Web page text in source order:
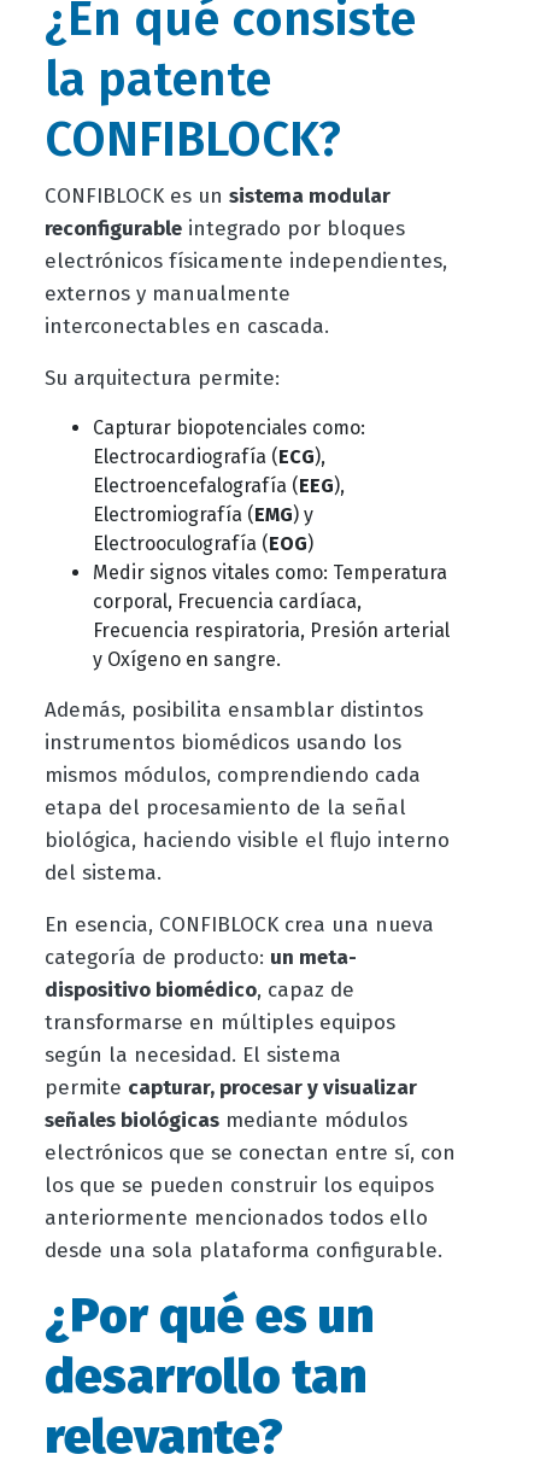
¿En qué consiste
la patente
CONFIBLOCK?
CONFIBLOCK es un sistema modular
reconfigurableintegrado por bloques
electrónicos físicamente independientes,
externos y manualmente
interconectables en cascada.
Su arquitectura permite:
Capturar biopotenciales como:
Electrocardiografía (ECG),
Electroencefalografía (EEG),
Electromiografía (EMG) y
Electrooculografía (EOG)
Medir signos vitales como: Temperatura
corporal, Frecuencia cardíaca,
Frecuencia respiratoria, Presión arterial
y Oxígeno en sangre.
Además, posibilita ensamblar distintos
instrumentos biomédicos usando los
mismos módulos, comprendiendo cada
etapa del procesamiento de la señal
biológica, haciendo visible el flujo interno
del sistema.
En esencia, CONFIBLOCK crea una nueva
categoría de producto: un meta-
dispositivo biomédico, capaz de
transformarse en múltiples equipos
según la necesidad. El sistema
permite capturar, procesar y visualizar
señales biológicasmediante módulos
electrónicos que se conectan entre sí, con
los que se pueden construir los equipos
anteriormente mencionados todos ello
desde una sola plataforma configurable.
¿Por qué es un
desarrollo tan
relevante?